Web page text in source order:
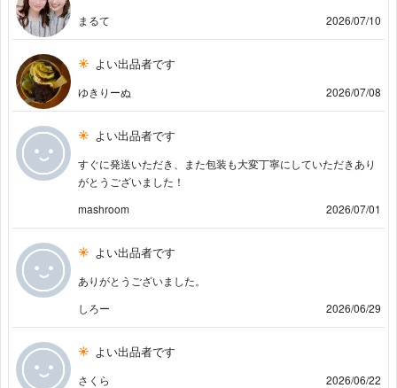
まるて 2026/07/10
よい出品者です
ゆきりーぬ 2026/07/08
よい出品者です
すぐに発送いただき、また包装も大変丁寧にしていただきあり
がとうございました！
mashroom
2026/07/01
よい出品者です
ありがとうございました。
しろー
2026/06/29
よい出品者です
さくら 2026/06/22